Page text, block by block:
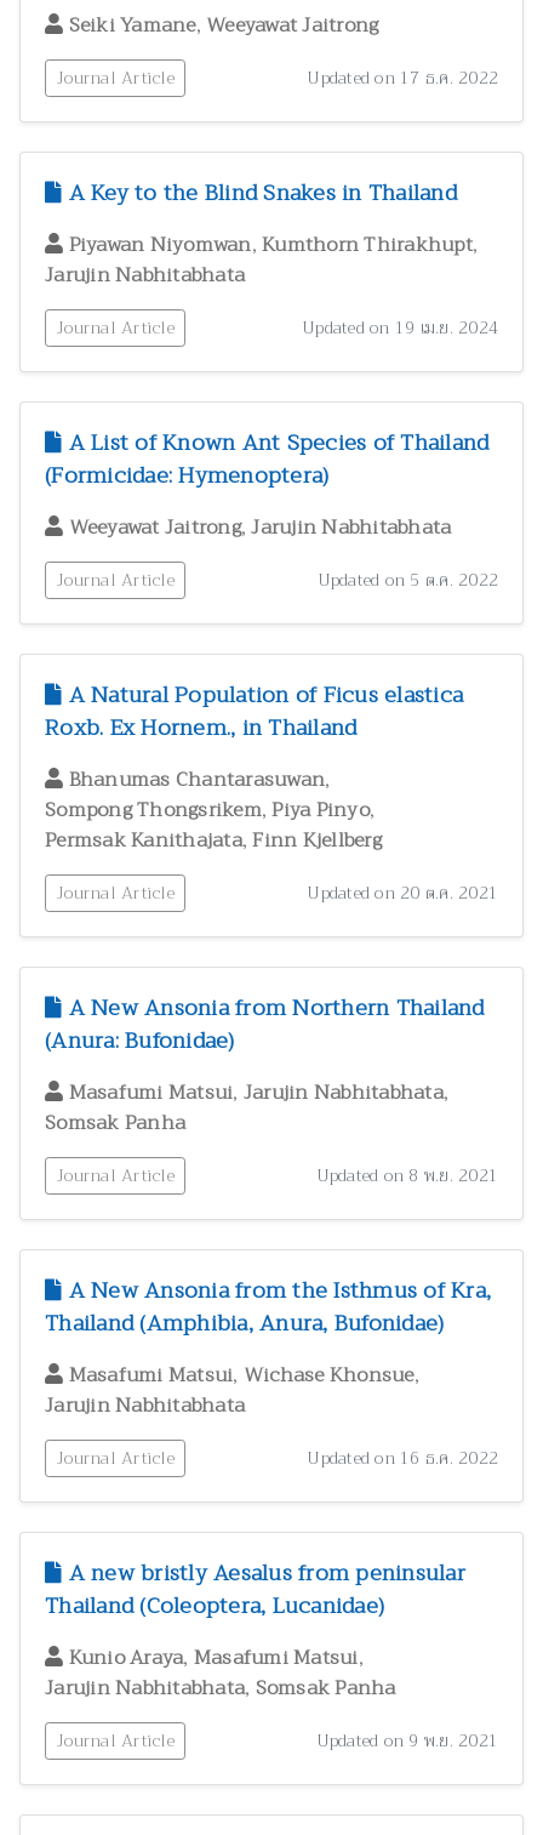
Seiki Yamane, Weeyawat Jaitrong
Journal Article Updated on 17 ธ.ค. 2022
A Key to the Blind Snakes in Thailand
Piyawan Niyomwan,Kumthorn Thirakhupt,
Jarujin Nabhitabhata
Journal Article Updated on 19 เม.ย. 2024
A List of Known Ant Species of Thailand
(Formicidae: Hymenoptera)
Weeyawat Jaitrong,Jarujin Nabhitabhata
Journal Article Updated on 5 ต.ค. 2022
A Natural Population of Ficus elastica
Roxb. Ex Hornem., in Thailand
Bhanumas Chantarasuwan,
Sompong Thongsrikem,Piya Pinyo,
Permsak Kanithajata,Finn Kjellberg
Journal Article Updated on 20 ต.ค. 2021
A New Ansonia from Northern Thailand
(Anura: Bufonidae)
Masafumi Matsui, Jarujin Nabhitabhata,
Somsak Panha
Journal Article Updated on 8 พ.ย. 2021
A New Ansonia from the Isthmus of Kra,
Thailand (Amphibia, Anura, Bufonidae)
Masafumi Matsui, Wichase Khonsue,
Jarujin Nabhitabhata
Journal Article Updated on 16 ธ.ค. 2022
A new bristly Aesalus from peninsular
Thailand (Coleoptera, Lucanidae)
Kunio Araya, Masafumi Matsui,
Jarujin Nabhitabhata, Somsak Panha
Journal Article Updated on 9 พ.ย. 2021